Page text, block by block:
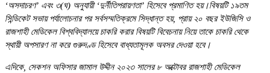
‘অসদাচরণ’ এবং ৩(ঘ) অনুযায়ী ‘দুর্নীতিপরায়ণতা’ হিসেবে প্রমাণিত হয়।বিষয়টি ১৯তম
সিন্ডিকেট সভায় পর্যালোচনার পর সর্বসম্মতিক্রমে সিদ্ধান্ত হয়, প্রায় ২০ বছর ইউজিসি ও
রাজশাহী মেডিকেল বিশ্ববিদ্যালয়ে চাকরি করার বিষয়টি বিবেচনায় নিয়ে তাকে চাকরি থেকে
স্থায়ী অপসারণ না করে গুরুদণ্ড হিসেবে বাধ্যতামূলক অবসর দেওয়া হবে।
এদিকে, সেকশন অফিসার জামাল উদ্দীন ২০২৩ সালের ৮ অক্টোবর রাজশাহী মেডিকেল